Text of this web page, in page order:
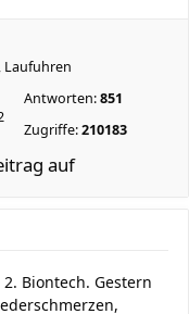
Laufuhren
Antworten:851
Zugriffe:210183
auf
Biontech. Gestern